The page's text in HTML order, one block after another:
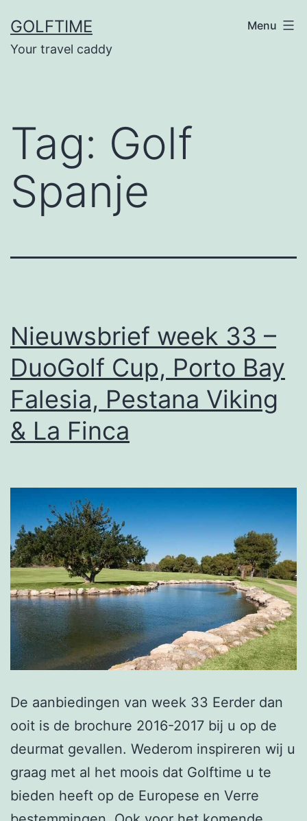
naar
de
GOLFTIME
Your travel caddy
Menu
Tag: Golf
Spanje
Nieuwsbrief week 33 –
DuoGolf Cup, Porto Bay
Falesia, Pestana Viking
& La Finca
De aanbiedingen van week 33 Eerder dan
ooit is de brochure 2016-2017 bij u op de
deurmat gevallen. Wederom inspireren wij u
graag met al het moois dat Golftime u te
bieden heeft op de Europese en Verre